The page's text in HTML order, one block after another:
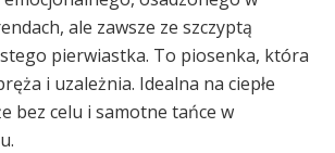
ale zawsze ze szczyptą
pierwiastka. To piosenka, która
i uzależnia. Idealna na ciepłe
bez celu i samotne tańce w